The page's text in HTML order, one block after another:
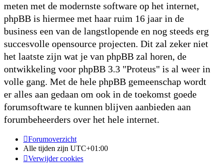
meten met de modernste software op het internet,
phpBB is hiermee met haar ruim 16 jaar in de
business een van de langstlopende en nog steeds erg
succesvolle opensource projecten. Dit zal zeker niet
het laatste zijn wat je van phpBB zal horen, de
ontwikkeling voor phpBB 3.3 "Proteus" is al weer in
volle gang. Met de hele phpBB gemeenschap wordt
er alles aan gedaan om ook in de toekomst goede
forumsoftware te kunnen blijven aanbieden aan
forumbeheerders over het hele internet.
Forumoverzicht
Alle tijden zijn UTC+01:00
Verwijder cookies